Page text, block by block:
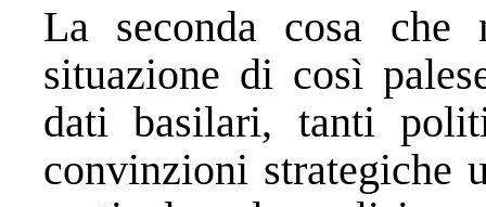
La seconda cosa
situazione di così
dati basilari, tanti
convinzioni strategiche